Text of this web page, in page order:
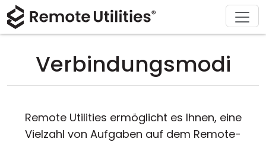
Verbindungsmodi
Remote Utilities ermöglicht es Ihnen, eine
Vielzahl von Aufgaben auf dem Remote-
Produkt
Sicherheit
Versionshinweise
Lösungen
Produktion und Einzelhandel
Bildung und Regierung
Herunterladen
macOS
iOS/Android
Kaufen
Lizenz-Assistent
Support
Dokumentation
Über
Pressestelle